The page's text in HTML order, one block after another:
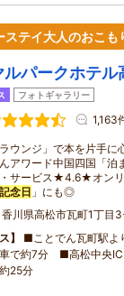
テイ大人のおこも
ルパークホテル
フォトギャラリー
1,163
ラウンジ」で本を片手
アワード中国四国「泊
サービス★4.6★オン
記念日 」にも◎
香川県高松市瓦町1丁目
■ことでん瓦町駅
で約7分 ■高松中央IC
25分